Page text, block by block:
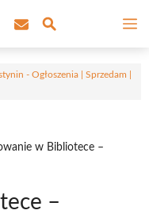
- Ogłoszenia | Sprzedam |
w Bibliotece –
–